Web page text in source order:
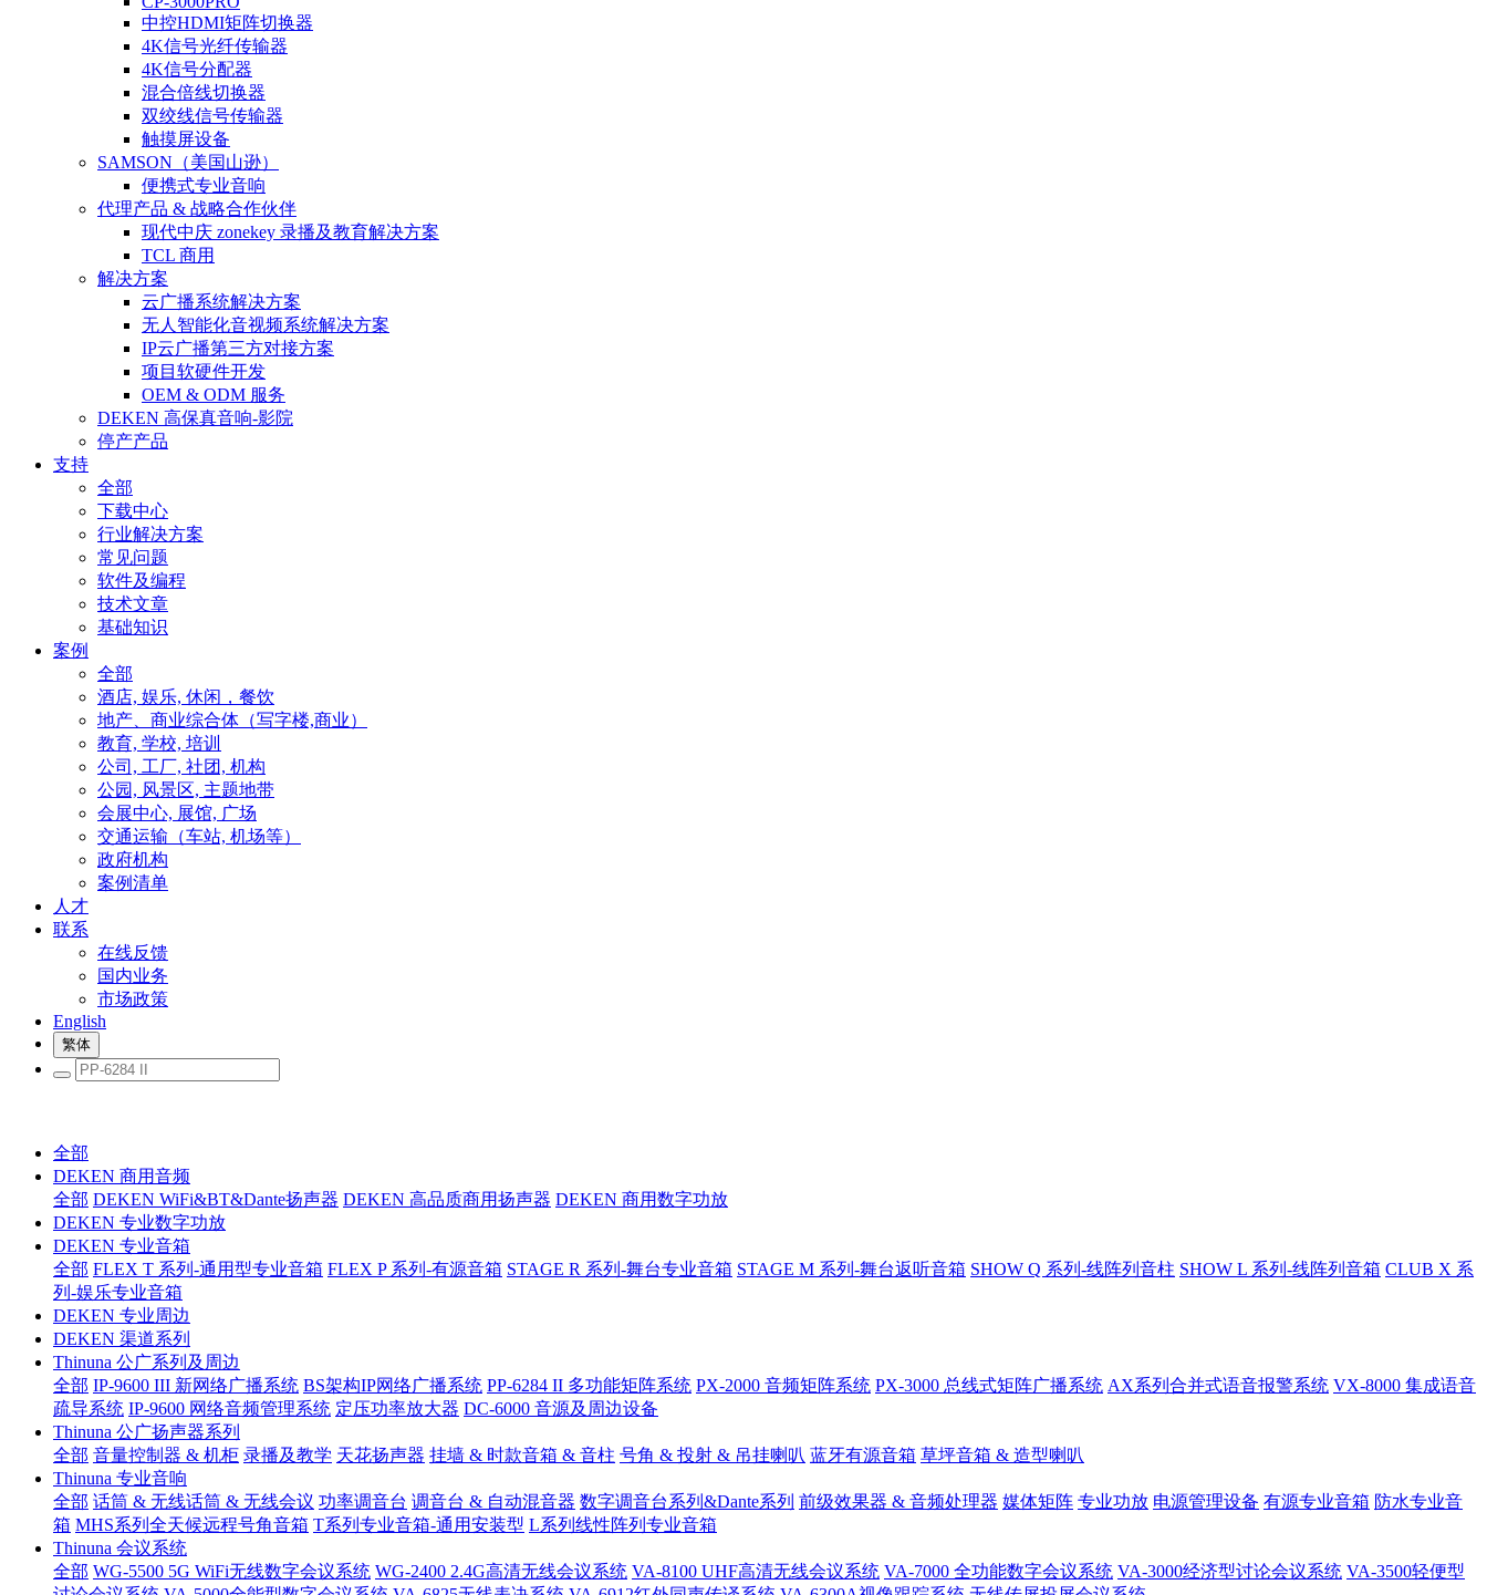
中控HDMI矩阵切换器
4K信号光纤传输器
4K信号分配器
混合倍线切换器
双绞线信号传输器
触摸屏设备
SAMSON（美国山逊）
便携式专业音响
代理产品 & 战略合作伙伴
现代中庆 zonekey 录播及教育解决方案
TCL 商用
解决方案
云广播系统解决方案
无人智能化音视频系统解决方案
IP云广播第三方对接方案
项目软硬件开发
OEM & ODM 服务
DEKEN 高保真音响-影院
停产产品
支持
全部
下载中心
行业解决方案
常见问题
软件及编程
技术文章
基础知识
案例
全部
酒店, 娱乐, 休闲，餐饮
地产、商业综合体（写字楼,商业）
教育, 学校, 培训
公司, 工厂, 社团, 机构
公园, 风景区, 主题地带
会展中心, 展馆, 广场
交通运输（车站, 机场等）
政府机构
案例清单
人才
联系
在线反馈
国内业务
市场政策
English
繁体
全部
DEKEN 商用音频
全部 DEKEN WiFi&BT&Dante扬声器 DEKEN 高品质商用扬声器 DEKEN 商用数字功放
DEKEN 专业数字功放
DEKEN 专业音箱
全部 FLEX T 系列-通用型专业音箱 FLEX P 系列-有源音箱 STAGE R 系列-舞台专业音箱 STAGE M 系列-舞台返听音箱 SHOW Q 系列-线阵列音柱 SHOW L 系列-线阵列音箱 CLUB X 系
列-娱乐专业音箱
DEKEN 专业周边
DEKEN 渠道系列
Thinuna 公广系列及周边
全部 IP-9600 III 新网络广播系统 BS架构IP网络广播系统 PP-6284 II 多功能矩阵系统 PX-2000 音频矩阵系统 PX-3000 总线式矩阵广播系统 AX系列合并式语音报警系统 VX-8000 集成语音
疏导系统 IP-9600 网络音频管理系统 定压功率放大器 DC-6000 音源及周边设备
Thinuna 公广扬声器系列
全部 音量控制器 & 机柜 录播及教学 天花扬声器 挂墙 & 时款音箱 & 音柱 号角 & 投射 & 吊挂喇叭 蓝牙有源音箱 草坪音箱 & 造型喇叭
Thinuna 专业音响
全部 话筒 & 无线话筒 & 无线会议 功率调音台 调音台 & 自动混音器 数字调音台系列&Dante系列 前级效果器 & 音频处理器 媒体矩阵 专业功放 电源管理设备 有源专业音箱 防水专业音
箱 MHS系列全天候远程号角音箱 T系列专业音箱-通用安装型 L系列线性阵列专业音箱
Thinuna 会议系统
全部 WG-5500 5G WiFi无线数字会议系统 WG-2400 2.4G高清无线会议系统 VA-8100 UHF高清无线会议系统 VA-7000 全功能数字会议系统 VA-3000经济型讨论会议系统 VA-3500轻便型